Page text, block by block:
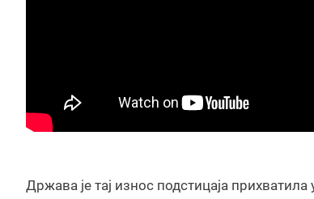
Држава је тај износ подстицаја